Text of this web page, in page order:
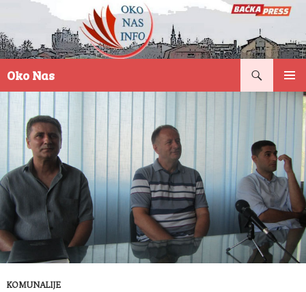
Oko Nas
SADRŽAJ
KOMUNALIJE